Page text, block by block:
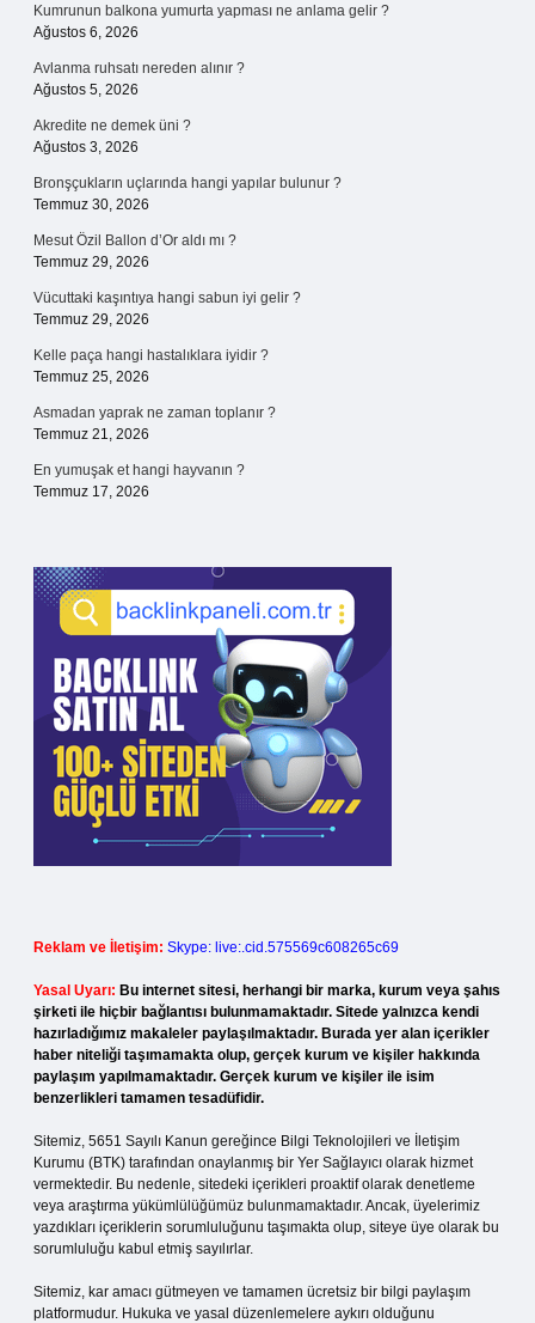
Kumrunun balkona yumurta yapması ne anlama gelir ?
Ağustos 6, 2026
Avlanma ruhsatı nereden alınır ?
Ağustos 5, 2026
Akredite ne demek üni ?
Ağustos 3, 2026
Bronşçukların uçlarında hangi yapılar bulunur ?
Temmuz 30, 2026
Mesut Özil Ballon d’Or aldı mı ?
Temmuz 29, 2026
Vücuttaki kaşıntıya hangi sabun iyi gelir ?
Temmuz 29, 2026
Kelle paça hangi hastalıklara iyidir ?
Temmuz 25, 2026
Asmadan yaprak ne zaman toplanır ?
Temmuz 21, 2026
En yumuşak et hangi hayvanın ?
Temmuz 17, 2026
Reklam ve İletişim: Skype: live:.cid.575569c608265c69
Yasal Uyarı: Bu internet sitesi, herhangi bir marka, kurum veya şahıs
şirketi ile hiçbir bağlantısı bulunmamaktadır. Sitede yalnızca kendi
hazırladığımız makaleler paylaşılmaktadır. Burada yer alan içerikler
haber niteliği taşımamakta olup, gerçek kurum ve kişiler hakkında
paylaşım yapılmamaktadır. Gerçek kurum ve kişiler ile isim
benzerlikleri tamamen tesadüfidir.
Sitemiz, 5651 Sayılı Kanun gereğince Bilgi Teknolojileri ve İletişim
Kurumu (BTK) tarafından onaylanmış bir Yer Sağlayıcı olarak hizmet
vermektedir. Bu nedenle, sitedeki içerikleri proaktif olarak denetleme
veya araştırma yükümlülüğümüz bulunmamaktadır. Ancak, üyelerimiz
yazdıkları içeriklerin sorumluluğunu taşımakta olup, siteye üye olarak bu
sorumluluğu kabul etmiş sayılırlar.
Sitemiz, kar amacı gütmeyen ve tamamen ücretsiz bir bilgi paylaşım
platformudur. Hukuka ve yasal düzenlemelere aykırı olduğunu